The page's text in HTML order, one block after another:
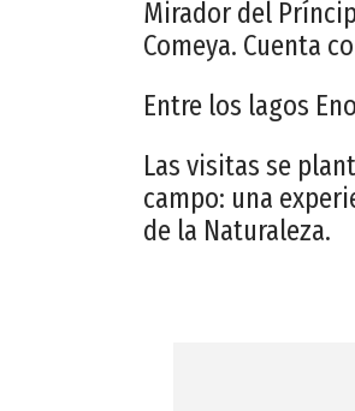
Mirador del
Comeya. Cuenta
Entre los lagos
Las visitas se
campo: una
de la Naturaleza.